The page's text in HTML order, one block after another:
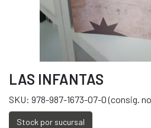
LAS INFANTAS
SKU: 978-987-1673-07-0 (consig.
Stock por sucursal